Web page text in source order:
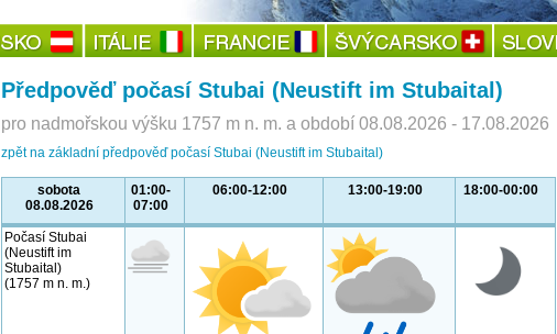
Předpověď počasí Stubai (Neustift im Stubaital)
pro nadmořskou výšku 1757 m n. m. a období 08.08.2026 - 17.08.2026
zpět na základní předpověď počasí Stubai (Neustift im Stubaital)
sobota
08.08.2026
01:00-
07:00
06:00-12:00 13:00-19:00 18:00-00:00
Počasí Stubai
(Neustift im
Stubaital)
(1757 m n. m.)